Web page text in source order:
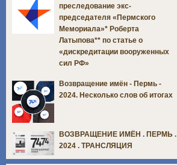
преследование экс-
председателя «Пермского
Мемориала»* Роберта
Латыпова** по статье о
«дискредитации вооруженных
сил РФ»
Возвращение имён - Пермь -
2024. Несколько слов об итогах
ВОЗВРАЩЕНИЕ ИМЁН . ПЕРМЬ .
2024 . ТРАНСЛЯЦИЯ